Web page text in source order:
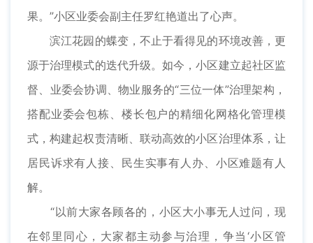
果。”小区业委会副主任罗红艳道出了心声。
滨江花园的蝶变，不止于看得见的环境改善，更
源于治理模式的迭代升级。如今，小区建立起社区监
督、业委会协调、物业服务的“三位一体”治理架构，
搭配业委会包栋、楼长包户的精细化网格化管理模
式，构建起权责清晰、联动高效的小区治理体系，让
居民诉求有人接、民生实事有人办、小区难题有人
解。
“以前大家各顾各的，小区大小事无人过问，现
在邻里同心，大家都主动参与治理，争当‘小区管